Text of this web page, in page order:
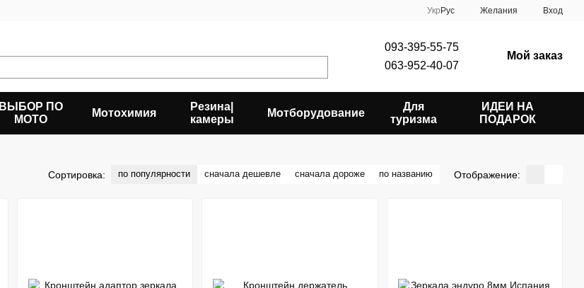
Укр Рус Желания Вход
093-395-55-75
063-952-40-07
Мой заказ
ВЫБОР ПО
МОТО
Мотохимия
Резина|
камеры
Мотборудование
Для
туризма
ИДЕИ НА
ПОДАРОК
Сортировка: по популярности сначала дешевле сначала дороже по названию Отображение: